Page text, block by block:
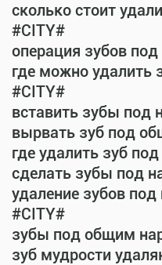
сколько стоит
#CITY#
операция зубов
где можно удалить
#CITY#
вставить зубы под
вырвать зуб под
где удалить зуб
сделать зубы под
удаление зубов
#CITY#
зубы под общим
зуб мудрости